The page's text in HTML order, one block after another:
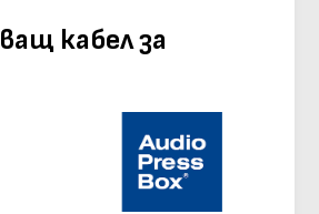
кабел за